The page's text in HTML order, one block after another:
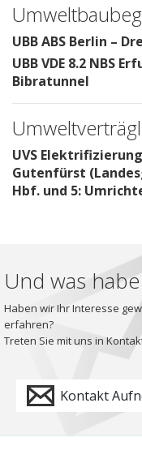
UBB ABS Berlin –
UBB VDE 8.2 NBS
Bibratunnel
UVS
Gutenfürst
Hbf. und 5:
Und was
Haben wir Ihr Interesse
erfahren?
Treten Sie mit uns in
Kontakt